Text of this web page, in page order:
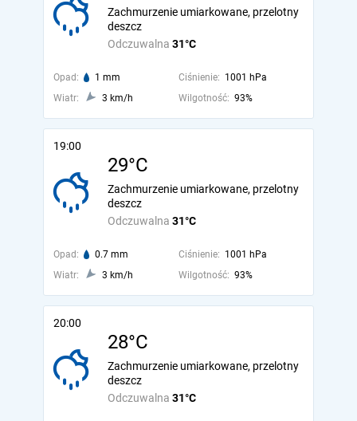
Odczuwalna 31°C
Zachmurzenie umiarkowane, przelotny
deszcz
Opad: 1 mm Ciśnienie: 1001 hPa
Wiatr:
3 km/h Wilgotność: 93%
19:00
29°C
Odczuwalna 31°C
Zachmurzenie umiarkowane, przelotny
deszcz
Opad: 0.7 mm Ciśnienie: 1001 hPa
Wiatr:
3 km/h Wilgotność: 93%
20:00
28°C
Odczuwalna 31°C
Zachmurzenie umiarkowane, przelotny
deszcz